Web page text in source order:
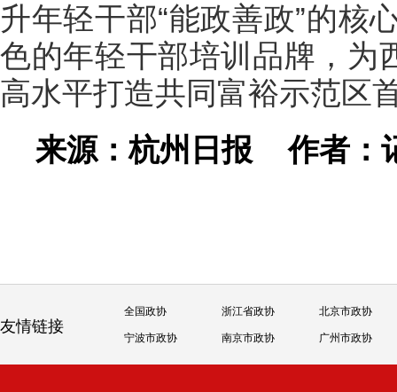
升年轻干部“能政善政”的核
色的年轻干部培训品牌，为
高水平打造共同富裕示范区
来源：杭州日报作者：
友情链接
全国政协 浙江省政协 北京市政协
宁波市政协 南京市政协 广州市政协